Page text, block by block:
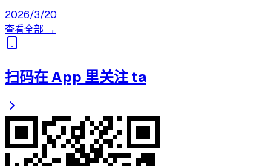
2026/3/20
查看全部 →
扫码在 App 里关注 ta